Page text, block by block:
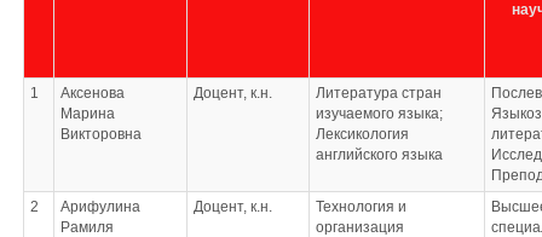
1
Аксенова
Марина
Викторовна
Доцент, к.н.
Литература стран
изучаемого языка;
Лексикология
английского языка
2
Арифулина
Рамиля
Доцент, к.н.
Технология и
организация